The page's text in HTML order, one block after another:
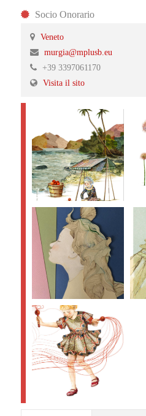
Socio Onorario
Veneto
murgia@mplusb.eu
+39 3397061170
Visita il sito